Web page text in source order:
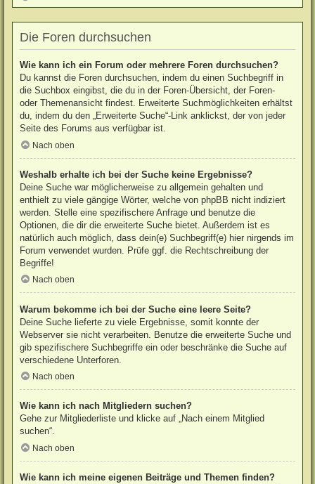
Die Foren durchsuchen
Wie kann ich ein Forum oder mehrere Foren durchsuchen?
Du kannst die Foren durchsuchen, indem du einen Suchbegriff in
die Suchbox eingibst, die du in der Foren-Übersicht, der Foren-
oder Themenansicht findest. Erweiterte Suchmöglichkeiten erhältst
du, indem du den „Erweiterte Suche“-Link anklickst, der von jeder
Seite des Forums aus verfügbar ist.
Nach oben
Weshalb erhalte ich bei der Suche keine Ergebnisse?
Deine Suche war möglicherweise zu allgemein gehalten und
enthielt zu viele gängige Wörter, welche von phpBB nicht indiziert
werden. Stelle eine spezifischere Anfrage und benutze die
Optionen, die dir die erweiterte Suche bietet. Außerdem ist es
natürlich auch möglich, dass dein(e) Suchbegriff(e) hier nirgends im
Forum verwendet wurden. Prüfe ggf. die Rechtschreibung der
Begriffe!
Nach oben
Warum bekomme ich bei der Suche eine leere Seite?
Deine Suche lieferte zu viele Ergebnisse, somit konnte der
Webserver sie nicht verarbeiten. Benutze die erweiterte Suche und
gib spezifischere Suchbegriffe ein oder beschränke die Suche auf
verschiedene Unterforen.
Nach oben
Wie kann ich nach Mitgliedern suchen?
Gehe zur Mitgliederliste und klicke auf „Nach einem Mitglied
suchen“.
Nach oben
Wie kann ich meine eigenen Beiträge und Themen finden?